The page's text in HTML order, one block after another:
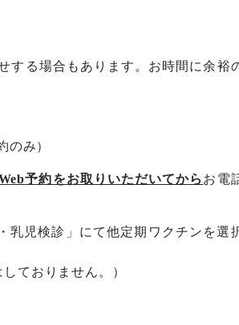
する場合もあります。お時間に余裕
のみ）
予約をお取りいただいてから お電
乳児検診」にて他定期ワクチンを選
ておりません。）